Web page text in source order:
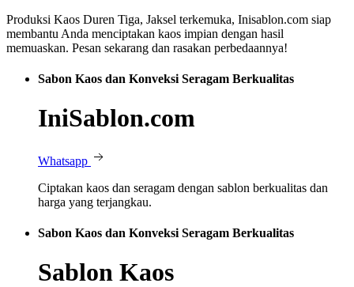
Produksi Kaos Duren Tiga, Jaksel terkemuka, Inisablon.com siap
membantu Anda menciptakan kaos impian dengan hasil
memuaskan. Pesan sekarang dan rasakan perbedaannya!
Sabon Kaos dan Konveksi Seragam Berkualitas
IniSablon.com
Whatsapp
Ciptakan kaos dan seragam dengan sablon berkualitas dan
harga yang terjangkau.
Sabon Kaos dan Konveksi Seragam Berkualitas
Sablon Kaos